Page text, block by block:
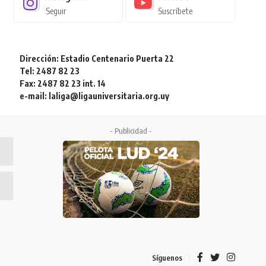
Seguir Suscríbete
Dirección: Estadio Centenario Puerta 22
Tel: 2487 82 23
Fax: 2487 82 23 int. 14
e-mail: laliga@ligauniversitaria.org.uy
- Publicidad -
Síguenos